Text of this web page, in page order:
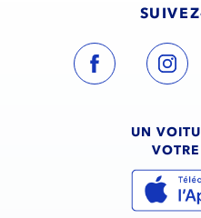
UN